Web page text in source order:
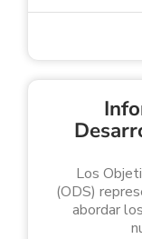
Los
(ODS)
abordar